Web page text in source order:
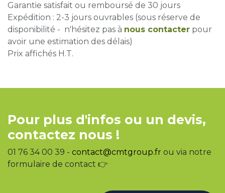
Garantie satisfait ou remboursé de 30 jours
Expédition : 2-3 jours ouvrables (sous réserve de
disponibilité - n'hésitez pas à nous contacter pour
avoir une estimation des délais)
Prix affichés H.T.
Pour plus d'infos ou un devis,
contactez nous !
01 76 34 00 39 - contact@cmtgroup.fr ou via notre
formulaire de contact 👉